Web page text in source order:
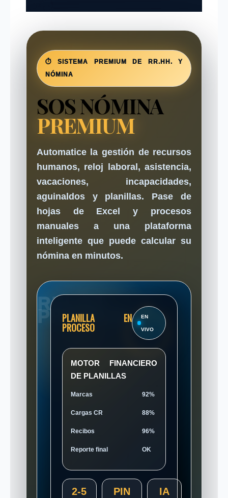
⏱ SISTEMA PREMIUM DE RR.HH. Y
NÓMINA
SOS NÓMINA
PREMIUM
Automatice la gestión de recursos
humanos, reloj laboral, asistencia,
vacaciones, incapacidades,
aguinaldos y planillas. Pase de
hojas de Excel y procesos
manuales a una plataforma
inteligente que puede calcular su
nómina en minutos.
PLANILLA EN
PROCESO
EN
VIVO
MOTOR FINANCIERO
DE PLANILLAS
Marcas 92%
Cargas CR 88%
Recibos 96%
Reporte final OK
2-5 PIN IA